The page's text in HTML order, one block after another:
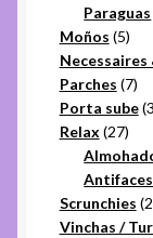
Paraguas
Moños 55
Parches 77
Porta sube 3
Relax 2727
Scrunchies
Vinchas /